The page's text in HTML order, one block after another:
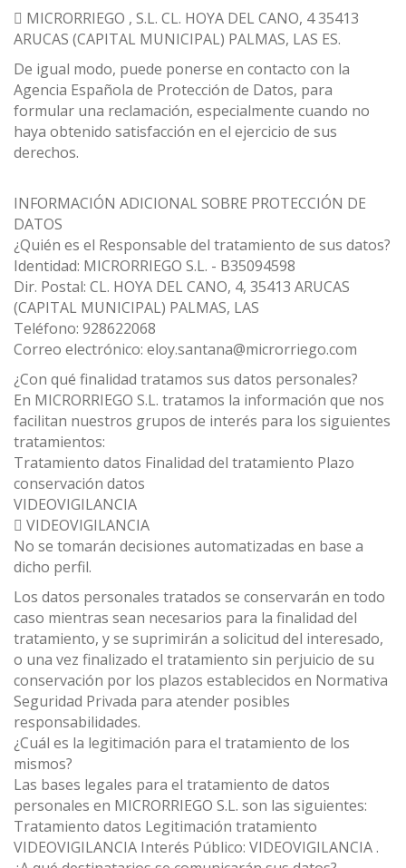
 MICRORRIEGO , S.L. CL. HOYA DEL CANO, 4 35413
ARUCAS (CAPITAL MUNICIPAL) PALMAS, LAS ES.
De igual modo, puede ponerse en contacto con la
Agencia Española de Protección de Datos, para
formular una reclamación, especialmente cuando no
haya obtenido satisfacción en el ejercicio de sus
derechos.
INFORMACIÓN ADICIONAL SOBRE PROTECCIÓN DE
DATOS
¿Quién es el Responsable del tratamiento de sus datos?
Identidad: MICRORRIEGO S.L. - B35094598
Dir. Postal: CL. HOYA DEL CANO, 4, 35413 ARUCAS
(CAPITAL MUNICIPAL) PALMAS, LAS
Teléfono: 928622068
Correo electrónico: eloy.santana@microrriego.com
¿Con qué finalidad tratamos sus datos personales?
En MICRORRIEGO S.L. tratamos la información que nos
facilitan nuestros grupos de interés para los siguientes
tratamientos:
Tratamiento datos Finalidad del tratamiento Plazo
conservación datos
VIDEOVIGILANCIA
 VIDEOVIGILANCIA
No se tomarán decisiones automatizadas en base a
dicho perfil.
Los datos personales tratados se conservarán en todo
caso mientras sean necesarios para la finalidad del
tratamiento, y se suprimirán a solicitud del interesado,
o una vez finalizado el tratamiento sin perjuicio de su
conservación por los plazos establecidos en Normativa
Seguridad Privada para atender posibles
responsabilidades.
¿Cuál es la legitimación para el tratamiento de los
mismos?
Las bases legales para el tratamiento de datos
personales en MICRORRIEGO S.L. son las siguientes:
Tratamiento datos Legitimación tratamiento
VIDEOVIGILANCIA Interés Público: VIDEOVIGILANCIA .